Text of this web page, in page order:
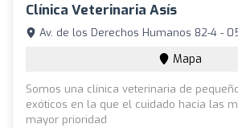
Clínica Veterinaria Asís
Av. de los Derechos Humanos 82-4 -
Mapa
Somos una clínica veterinaria de
exóticos en la que el cuidado hacia las
mayor prioridad